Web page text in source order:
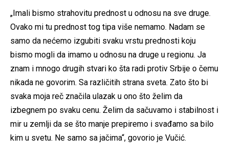
„Imali bismo strahovitu prednost u odnosu na sve druge.
Ovako mi tu prednost tog tipa više nemamo. Nadam se
samo da nećemo izgubiti svaku vrstu prednosti koju
bismo mogli da imamo u odnosu na druge u regionu. Ja
znam i mnogo drugih stvari ko šta radi protiv Srbije o čemu
nikada ne govorim. Sa različitih strana sveta. Zato što bi
svaka moja reč značila ulazak u ono što želim da
izbegnem po svaku cenu. Želim da sačuvamo i stabilnost i
mir u zemlji da se što manje prepiremo i svađamo sa bilo
kim u svetu. Ne samo sa jačima“, govorio je Vučić.